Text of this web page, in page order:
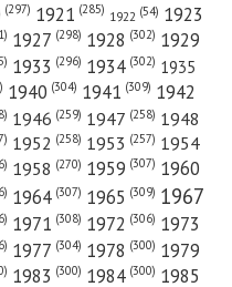
Север»
Север»
(297) 1921 (285) 1922 (54) 1923
1927 (298) 1928 (302) 1929
1933 (296) 1934 (302) 1935
1940 (304) 1941 (309) 1942
1946 (259) 1947 (258) 1948
1952 (258) 1953 (257) 1954
1958 (270) 1959 (307) 1960
1964 (307) 1965 (309) 1967
1971 (308) 1972 (306) 1973
1977 (304) 1978 (300) 1979
1983 (300) 1984 (300) 1985